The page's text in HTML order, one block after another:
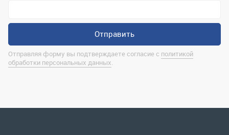
Контактная информация
marina@uralrsmiass.ru